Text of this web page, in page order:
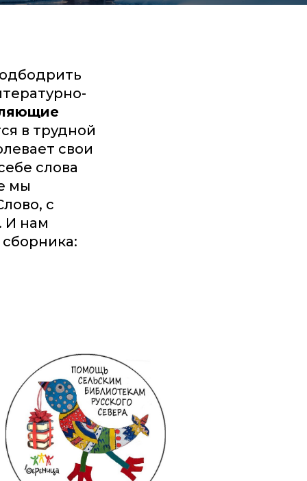
в трудной
свои
слова
мы
с
И нам